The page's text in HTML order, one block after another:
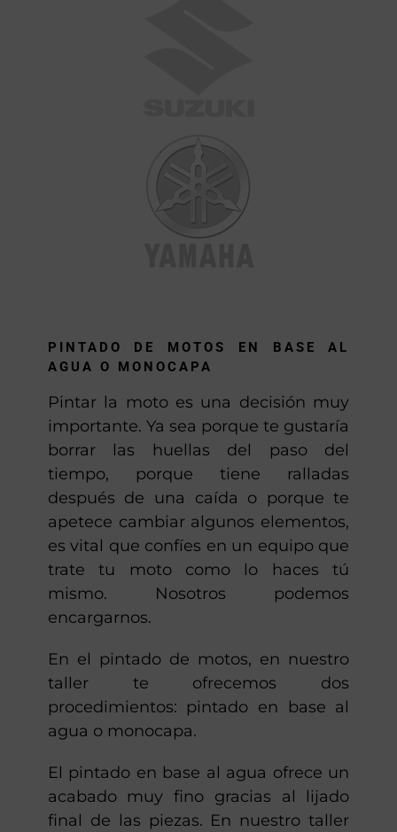
PINTADO DE MOTOS EN BASE AL
AGUA O MONOCAPA
Pintar la moto es una decisión muy
importante. Ya sea porque te gustaría
borrar las huellas del paso del
tiempo, porque tiene ralladas
después de una caída o porque te
apetece cambiar algunos elementos,
es vital que confíes en un equipo que
trate tu moto como lo haces tú
mismo. Nosotros podemos
encargarnos.
En el pintado de motos, en nuestro
taller te ofrecemos dos
procedimientos: pintado en base al
agua o monocapa.
El pintado en base al agua ofrece un
acabado muy fino gracias al lijado
final de las piezas. En nuestro taller